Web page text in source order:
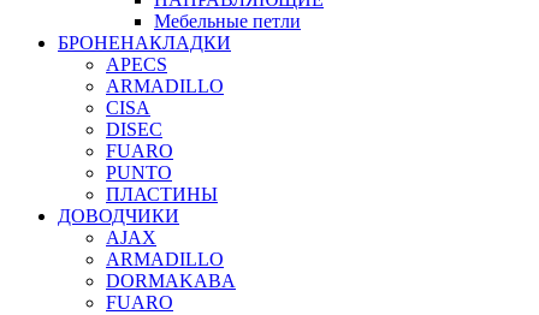
Мебельные петли
БРОНЕНАКЛАДКИ
APECS
ARMADILLO
CISA
DISEC
FUARO
PUNTO
ПЛАСТИНЫ
ДОВОДЧИКИ
AJAX
ARMADILLO
DORMAKABA
FUARO